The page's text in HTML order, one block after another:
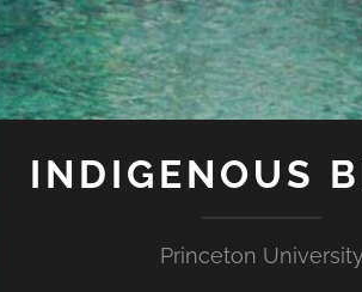
INDIGENOUS
Princeton University